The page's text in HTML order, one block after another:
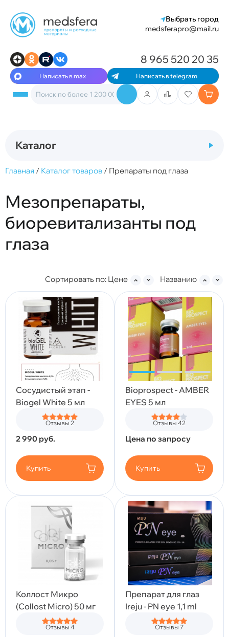
Выбрать город
medsferapro@mail.ru
Написать в max Написать в telegram
8 965 520 20 35
Каталог
Главная / Каталог товаров / Препараты под глаза
Мезопрепараты,
биоревитализанты под
глаза
Сортировать по: Цене Названию
Сосудистый этап -
Biogel White 5 мл
Отзывы 2
2 990 руб.
Купить
Bioprospect - AMBER
EYES 5 мл
Отзывы 42
Цена по запросу
Купить
Коллост Микро
(Collost Micro) 50 мг
Отзывы 4
Препарат для глаз
Ireju - PN eye 1,1 ml
Отзывы 7